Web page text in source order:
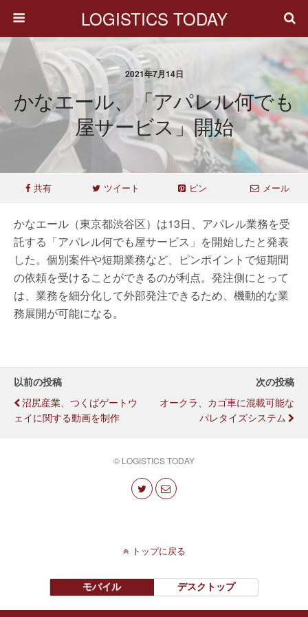
LOGISTICS TODAY
2021年7月14日
かなエール、「アパレル何でも
屋サービス」開始
共有 ツイート ピン メール
かなエール（東京都渋谷区）は13日、アパレル業務を受
託する「アパレル何でも屋サービス」を開始したと発表
した。個別案件や短期業務など、ピンポイントで短期間
の依頼を受けることができるのが利点。発注側にとって
は、業務を細分化して外部発注できるため、機動的な業
務展開が可能になる。
以前の投稿
沼尻産業、つくばゲートウ
ェイに関する動画を制作
次の投稿
オークラ、カゴ車に混載可能な
パレタイズシステム
© LOGISTICS TODAY
トップに戻る
モバイル デスクトップ